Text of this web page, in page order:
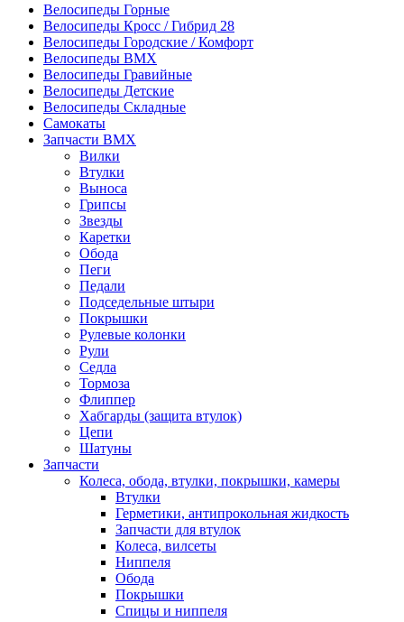
Велосипеды Горные
Велосипеды Кросс / Гибрид 28
Велосипеды Городские / Комфорт
Велосипеды BMX
Велосипеды Гравийные
Велосипеды Детские
Велосипеды Складные
Самокаты
Запчасти BMX
Вилки
Втулки
Выноса
Грипсы
Звезды
Каретки
Обода
Пеги
Педали
Подседельные штыри
Покрышки
Рулевые колонки
Рули
Седла
Тормоза
Флиппер
Хабгарды (защита втулок)
Цепи
Шатуны
Запчасти
Колеса, обода, втулки, покрышки, камеры
Втулки
Герметики, антипрокольная жидкость
Запчасти для втулок
Колеса, вилсеты
Ниппеля
Обода
Покрышки
Спицы и ниппеля